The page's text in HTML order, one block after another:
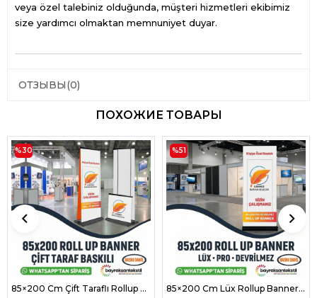
veya özel talebiniz olduğunda, müşteri hizmetleri ekibimiz
size yardımcı olmaktan memnuniyet duyar.
ОТЗЫВЫ(0)
ПОХОЖИЕ ТОВАРЫ
85×200 Cm Çift Taraflı Rollup Banner Pro Model
%30
85×200 Cm Lüx Rollup Banner Pro Devrilmez Small Model
%51